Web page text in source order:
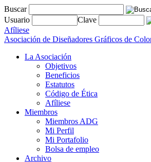
Buscar
Usuario
Clave
Afíliese
Asociación de Diseñadores Gráficos de
La Asociación
Objetivos
Beneficios
Estatutos
Código de Ética
Afíliese
Miembros
Miembros ADG
Mi Perfil
Mi Portafolio
Bolsa de empleo
Archivo